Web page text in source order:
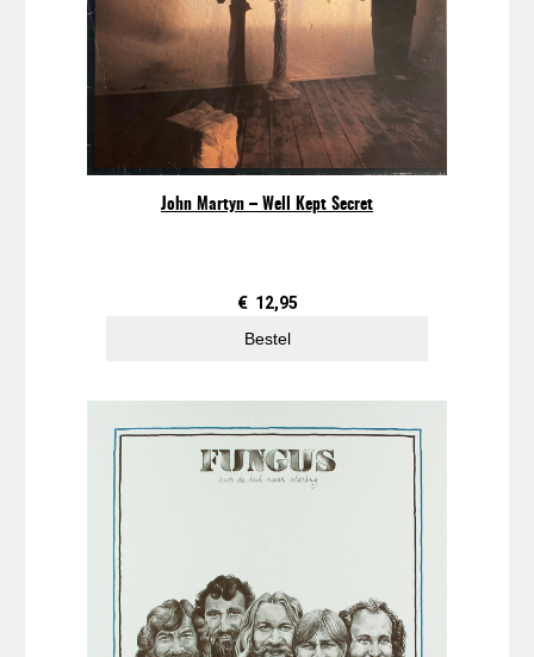
John Martyn – Well Kept Secret
€ 12,95
Bestel